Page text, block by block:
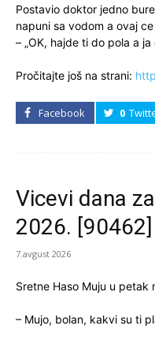
Postavio doktor jedno
napuni sa vodom a ovaj
– „OK, hajde ti do pola a ja
Pročitajte još na strani:
Facebook 0
Vicevi dana
2026. [90462]
7.avgust 2026
Sretne Haso Muju u
– Mujo, bolan, kakvi su ti